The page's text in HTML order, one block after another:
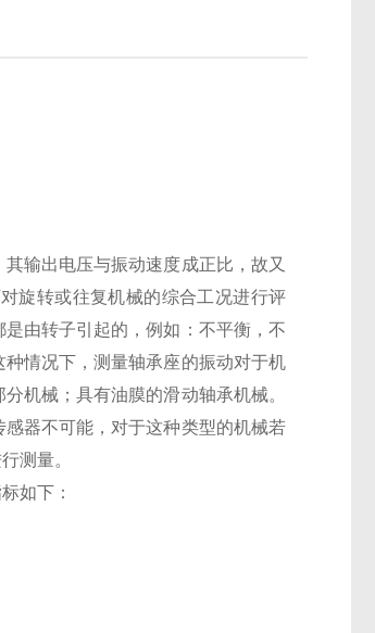
输出电压与振动速度成正比，故又
旋转或往复机械的综合工况进行评
由转子引起的，例如：不平衡，不
情况下，测量轴承座的振动对于机
机械；具有油膜的滑动轴承机械。
器不可能，对于这种类型的机械若
测量。
如下：